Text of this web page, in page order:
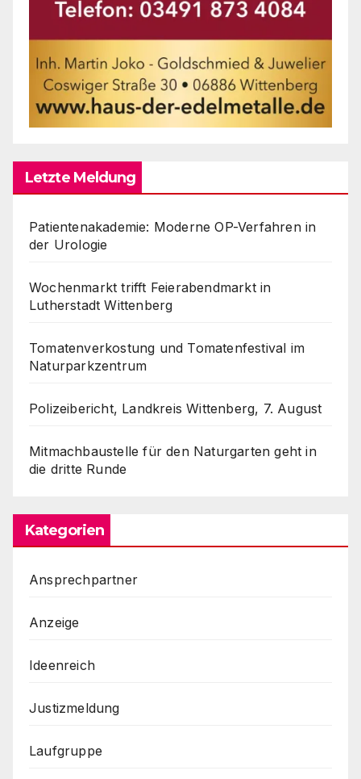
Letzte Meldung
Patientenakademie: Moderne OP-Verfahren in
der Urologie
Wochenmarkt trifft Feierabendmarkt in
Lutherstadt Wittenberg
Tomatenverkostung und Tomatenfestival im
Naturparkzentrum
Polizeibericht, Landkreis Wittenberg, 7. August
Mitmachbaustelle für den Naturgarten geht in
die dritte Runde
Kategorien
Ansprechpartner
Anzeige
Ideenreich
Justizmeldung
Laufgruppe